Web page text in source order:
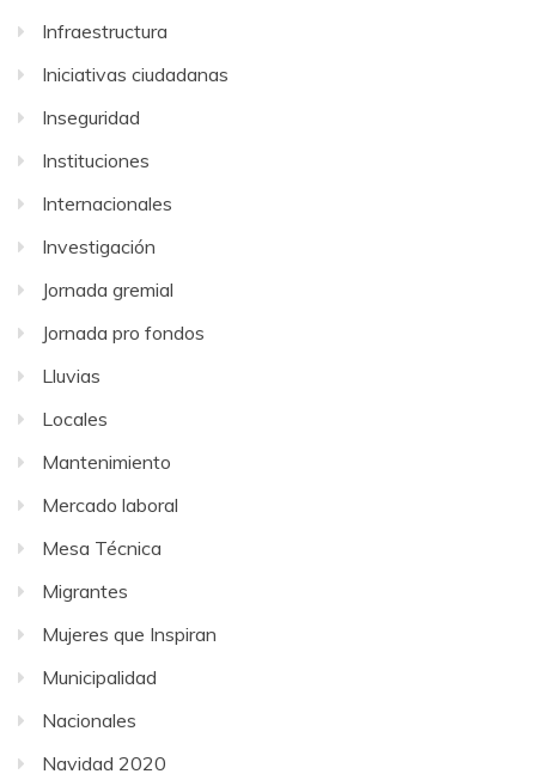
Infraestructura
Iniciativas ciudadanas
Inseguridad
Instituciones
Internacionales
Investigación
Jornada gremial
Jornada pro fondos
Lluvias
Locales
Mantenimiento
Mercado laboral
Mesa Técnica
Migrantes
Mujeres que Inspiran
Municipalidad
Nacionales
Navidad 2020